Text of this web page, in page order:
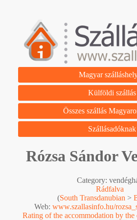
Magyar
Külföldi szállás
Összes szállás
Szállásadóknak
Rózsa Sándor
Category:
Rádfalva
(South Transdanubian >
Web: www.szallasinfo.hu/
Rating of the accommodation by the